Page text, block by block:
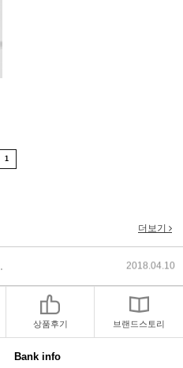
1
더보기
2018.04.10
2018.04.10
상품후기 브랜드스토리
Bank info